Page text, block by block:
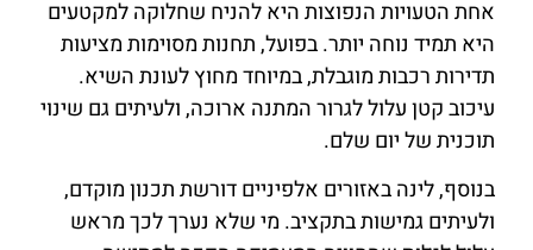
אחת הטעויות הנפוצות היא להניח שחלוקה למקטעים
היא תמיד נוחה יותר. בפועל, תחנות מסוימות מציעות
תדירות רכבות מוגבלת, במיוחד מחוץ לעונת השיא.
עיכוב קטן עלול לגרור המתנה ארוכה, ולעיתים גם שינוי
תוכנית של יום שלם.
בנוסף, לינה באזורים אלפיניים דורשת תכנון מוקדם,
ולעיתים גמישות בתקציב. מי שלא נערך לכך מראש